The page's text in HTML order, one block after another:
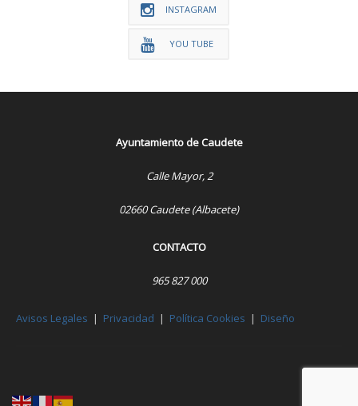
INSTAGRAM
YOU TUBE
Ayuntamiento de Caudete
Calle Mayor, 2
02660 Caudete (Albacete)
CONTACTO
965 827 000
Avisos Legales | Privacidad | Política Cookies | Diseño